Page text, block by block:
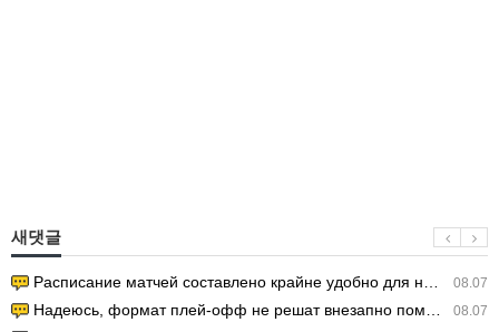
새댓글
08.07
Расписание матчей составлено крайне удобно для нашего часово…
08.07
Надеюсь, формат плей-офф не решат внезапно поменять. https:/…